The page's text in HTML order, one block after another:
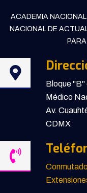
ACADEMIA
NACIONAL DE
Bloque "B"
Médico
Av.
CDMX